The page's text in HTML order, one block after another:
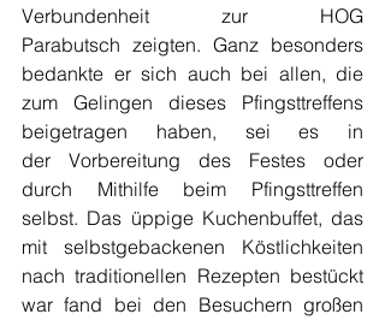
Verbundenheit zur HOG
Parabutsch zeigten. Ganz besonders
bedankte er sich auch bei allen, die
zum Gelingen dieses Pfingsttreffens
beigetragen haben, sei es in
der Vorbereitung des Festes oder
durch Mithilfe beim Pfingsttreffen
selbst. Das üppige Kuchenbuffet, das
mit selbstgebackenen Köstlichkeiten
nach traditionellen Rezepten bestückt
war fand bei den Besuchern großen